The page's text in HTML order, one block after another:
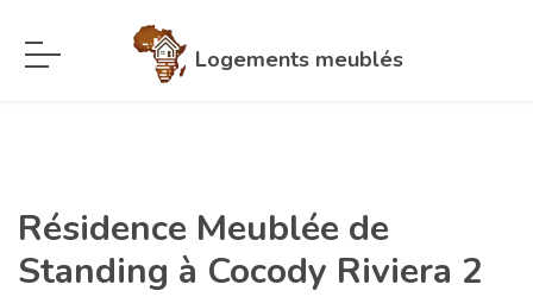
Logements meublés
Résidence Meublée de
Standing à Cocody Riviera 2